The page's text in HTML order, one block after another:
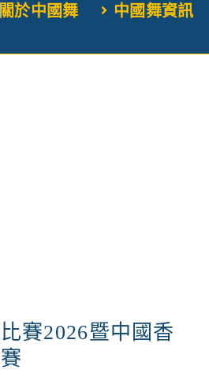
關於中國舞 中國舞資訊
賽2026暨中國香